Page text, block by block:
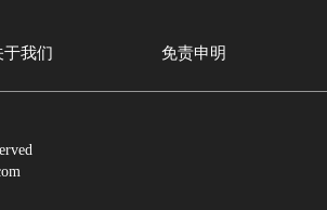
于我们 免责申明